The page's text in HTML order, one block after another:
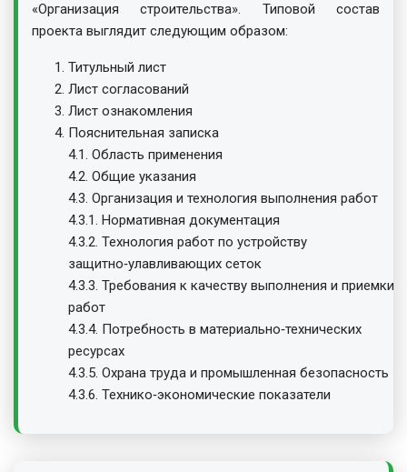
«Организация строительства». Типовой состав
проекта выглядит следующим образом:
Титульный лист
Лист согласований
Лист ознакомления
Пояснительная записка
4.1. Область применения
4.2. Общие указания
4.3. Организация и технология выполнения работ
4.3.1. Нормативная документация
4.3.2. Технология работ по устройству
защитно‑улавливающих сеток
4.3.3. Требования к качеству выполнения и приемки
работ
4.3.4. Потребность в материально‑технических
ресурсах
4.3.5. Охрана труда и промышленная безопасность
4.3.6. Технико‑экономические показатели